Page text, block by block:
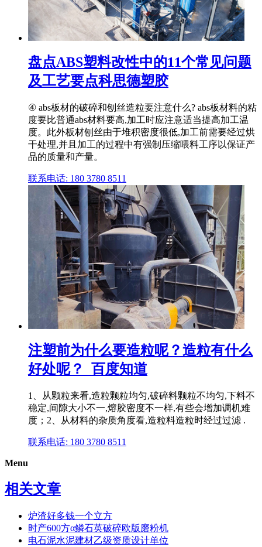
盘点ABS塑料改性中的11个常见问题
及工艺要点科思德塑胶
④ abs板材的破碎和刨丝造粒要注意什么? abs板材料的粘
度要比普通abs材料要高,加工时应注意适当提高加工温
度。此外板材刨丝由于堆积密度很低,加工前需要经过烘
干处理,并且加工的过程中有强制压缩喂料工序以保证产
品的质量和产量。
联系电话: 180 3780 8511
注塑前为什么要造粒呢？造粒有什么
好处呢？_百度知道
1、从颗粒来看,造粒颗粒均匀,破碎料颗粒不均匀,下料不
稳定,间隙大小不一,熔胶密度不一样,有些会增加调机难
度；2、从材料的杂质角度看,造粒料造粒时经过过滤 .
联系电话: 180 3780 8511
Menu
相关文章
炉渣好多钱一个立方
时产600方α鳞石英破碎欧版磨粉机
电石泥水泥建材乙级资质设计单位